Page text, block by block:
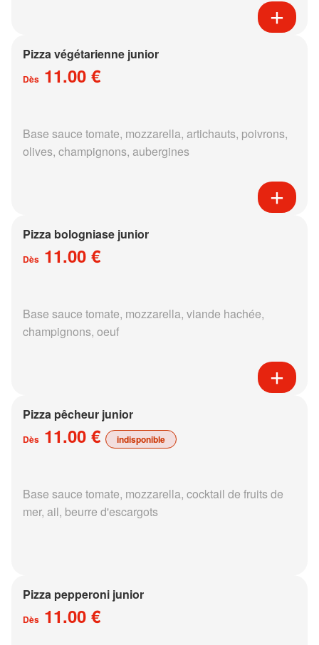
Pizza végétarienne junior
Dès 11.00 €
Base sauce tomate, mozzarella, artichauts, poivrons,
olives, champignons, aubergines
Pizza bologniase junior
Dès 11.00 €
Base sauce tomate, mozzarella, viande hachée,
champignons, oeuf
Pizza pêcheur junior
Dès 11.00 € indisponible
Base sauce tomate, mozzarella, cocktail de fruits de
mer, ail, beurre d'escargots
Pizza pepperoni junior
Dès 11.00 €